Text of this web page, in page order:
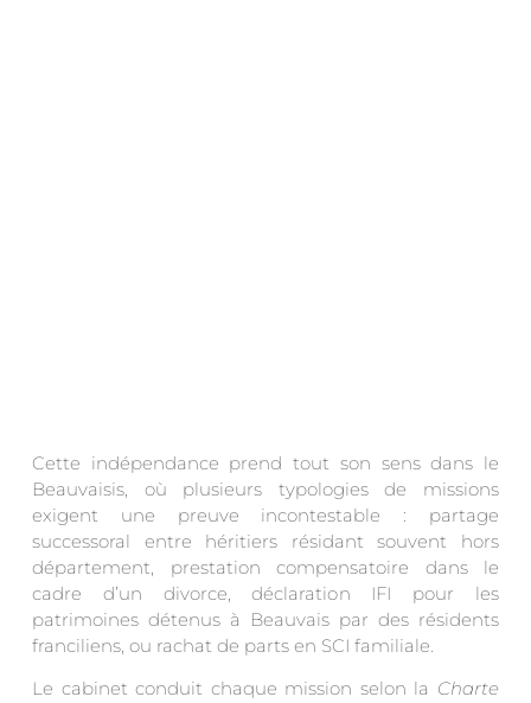
Cette indépendance prend tout son sens dans le
Beauvaisis, où plusieurs typologies de missions
exigent une preuve incontestable : partage
successoral entre héritiers résidant souvent hors
département, prestation compensatoire dans le
cadre d’un divorce, déclaration IFI pour les
patrimoines détenus à Beauvais par des résidents
franciliens, ou rachat de parts en SCI familiale.
Le cabinet conduit chaque mission selon la Charte